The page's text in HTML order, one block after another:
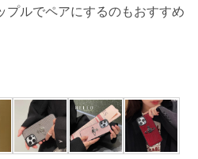
プルでペアにするのもおすすめ